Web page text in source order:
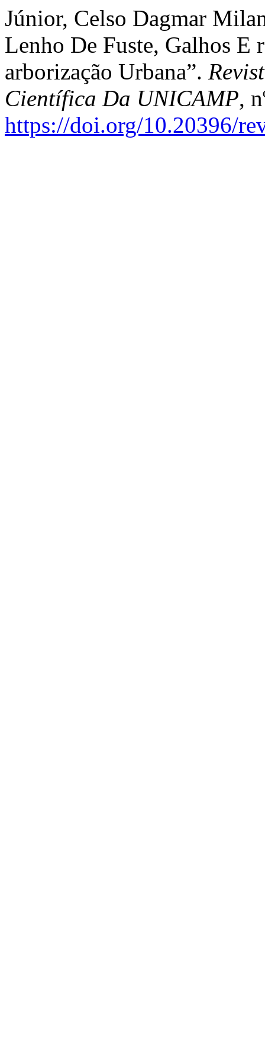
Júnior, Celso Dagmar
Lenho De Fuste, Galhos E
arborização Urbana”.
Científica Da UNICAMP,
https://doi.org/10.20396/